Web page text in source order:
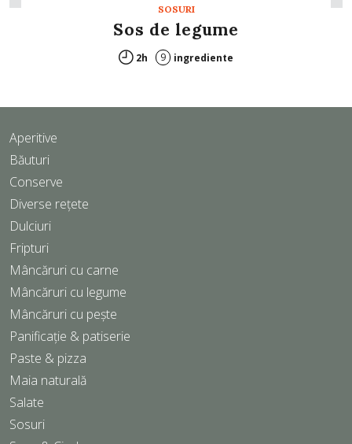
SOSURI
Sos de legume
2h 9 ingrediente
Aperitive
Băuturi
Conserve
Diverse rețete
Dulciuri
Fripturi
Mâncăruri cu carne
Mâncăruri cu legume
Mâncăruri cu pește
Panificație & patiserie
Paste & pizza
Maia naturală
Salate
Sosuri